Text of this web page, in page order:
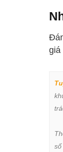
giá
số